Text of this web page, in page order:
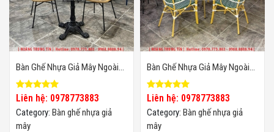
Bàn Ghế Nhựa Giả Mây Ngoài
Trời HTT59
Liên hệ: 0978773883
Category: Bàn ghế nhựa giả
mây
Bàn Ghế Nhựa Giả Mây Ngoài
Trời HTT57
Liên hệ: 0978773883
Category: Bàn ghế nhựa giả
mây